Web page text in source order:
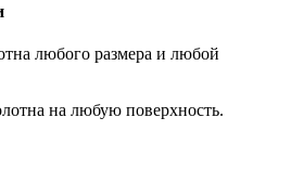
любого размера и любой
на любую поверхность.